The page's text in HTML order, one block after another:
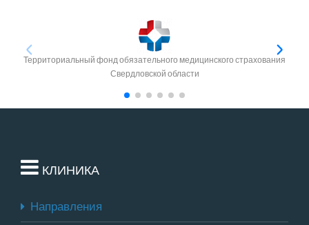
Территориальный фонд обязательного медицинского страхования
Свердловской области
КЛИНИКА
Направления